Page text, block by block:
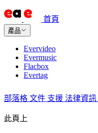
首頁
產品
Evervideo
Evermusic
Flacbox
Evertag
部落格 文件 支援 法律資訊
此頁上